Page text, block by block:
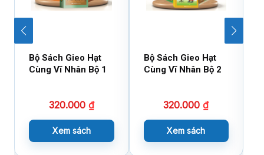
Bộ Sách Gieo Hạt
Cùng Vĩ Nhân Bộ 1
320.000 ₫
Xem sách
Bộ Sách Gieo Hạt
Cùng Vĩ Nhân Bộ 2
320.000₫
Xem sách